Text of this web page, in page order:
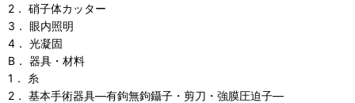
2． 硝子体カッター
3． 眼内照明
4． 光凝固
B． 器具・材料
1． 糸
2． 基本手術器具―有鉤無鉤鑷子・剪刀・強膜圧迫子―